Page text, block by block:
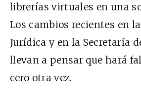
librerías virtuales en una
Los cambios recientes en
Jurídica y en la Secretaría
llevan a pensar que hará
cero otra vez.